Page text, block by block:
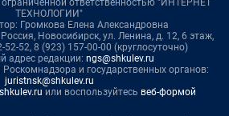
ответственностью "ИНТЕРНЕТ
ТЕХНОЛОГИИ"
Громкова Елена Александровна
Новосибирск, ул. Ленина, д. 12, 6 этаж,
52, 8 (923) 157-00-00 (круглосуточно)
адрес редакции: ngs@shkulev.ru
и государственных органов:
juristnsk@shkulev.ru
или воспользуйтесь веб-формой